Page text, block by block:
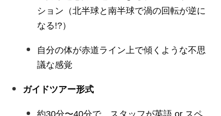
ション（北半球と南半球で渦の回転が逆に
なる!?）
自分の体が赤道ライン上で傾くような不思
議な感覚
ガイドツアー形式